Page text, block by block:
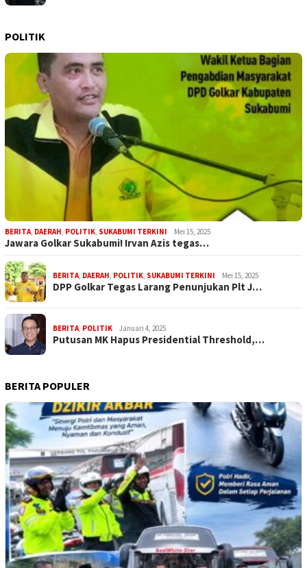
POLITIK
BERITA DAERAH POLITIK SUKABUMI TERKINI Mei 15, 2025
Jawara Golkar Sukabumi! Irvan Azis tegas…
BERITA DAERAH POLITIK SUKABUMI TERKINI Mei 15, 2025
DPP Golkar Tegas Larang Penunjukan Plt J…
BERITA POLITIK Januari 4, 2025
Putusan MK Hapus Presidential Threshold,…
BERITA POPULER